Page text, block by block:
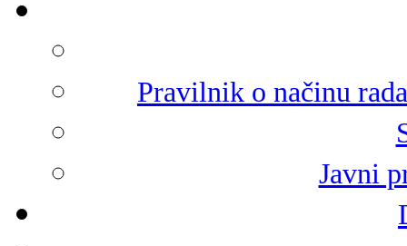
Pravilnik o načinu
Javni